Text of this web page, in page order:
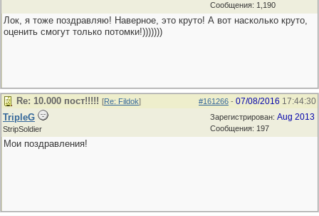
Сообщения: 1,190
Лок, я тоже поздравляю! Наверное, это круто! А вот насколько круто,
оценить смогут только потомки!)))))))
#161266 - 07/08/2016 17:44:30
Re: 10.000 пост!!!!! [Re: Fildok]
Зарегистрирован: Aug 2013
Сообщения: 197
TripleG
StripSoldier
Мои поздравления!